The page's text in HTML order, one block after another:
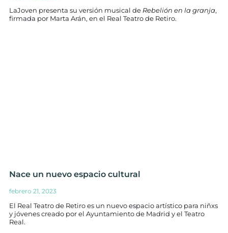
LaJoven presenta su versión musical de Rebelión en la granja,
firmada por Marta Arán, en el Real Teatro de Retiro.
Nace un nuevo espacio cultural
febrero 21, 2023
El Real Teatro de Retiro es un nuevo espacio artístico para niñxs
y jóvenes creado por el Ayuntamiento de Madrid y el Teatro
Real.